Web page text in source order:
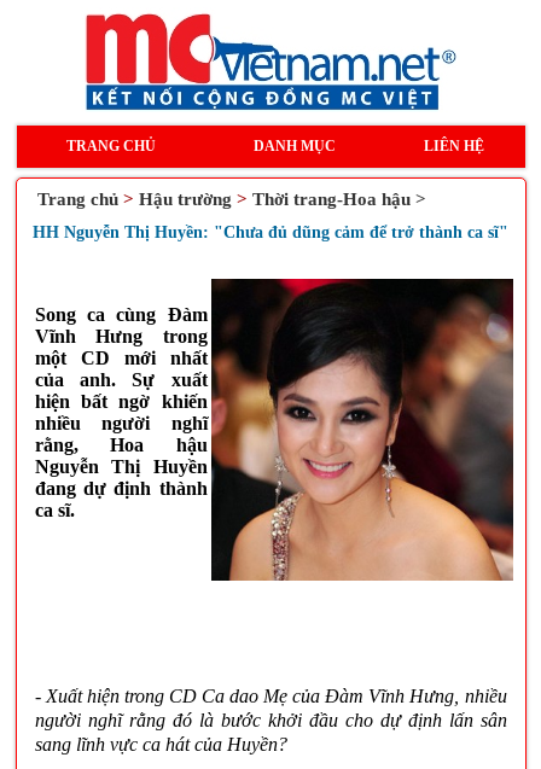
TRANG CHỦ DANH MỤC LIÊN HỆ
Trang chủ > Hậu trường > Thời trang-Hoa hậu >
HH Nguyễn Thị Huyền: "Chưa đủ dũng cảm để trở thành ca sĩ"
Song ca cùng Đàm
Vĩnh Hưng trong
một CD mới nhất
của anh. Sự xuất
hiện bất ngờ khiến
nhiều người nghĩ
rằng, Hoa hậu
Nguyễn Thị Huyền
đang dự định thành
ca sĩ.
- Xuất hiện trong CD Ca dao Mẹ của Đàm Vĩnh Hưng, nhiều
người nghĩ rằng đó là bước khởi đầu cho dự định lấn sân
sang lĩnh vực ca hát của Huyền?